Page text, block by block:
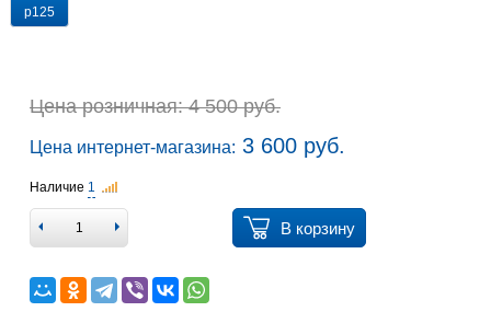
р125
Цена розничная: 4 500 руб.
Цена интернет-магазина: 3 600 руб.
Наличие 1
В корзину